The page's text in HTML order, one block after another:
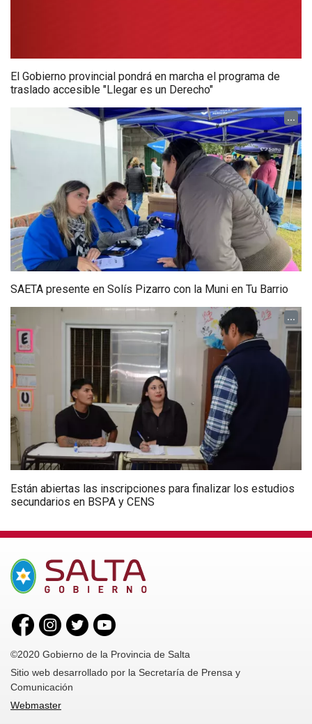
El Gobierno provincial pondrá en marcha el programa de
traslado accesible "Llegar es un Derecho"
...
SAETA presente en Solís Pizarro con la Muni en Tu Barrio
...
Están abiertas las inscripciones para finalizar los estudios
secundarios en BSPA y CENS
©2020 Gobierno de la Provincia de Salta
Sitio web desarrollado por la Secretaría de Prensa y
Comunicación
Webmaster